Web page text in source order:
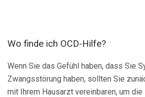
Wo finde ich OCD-Hilfe?
Wenn Sie das Gefühl haben, dass Sie
Zwangsstörung haben, sollten Sie
mit Ihrem Hausarzt vereinbaren, um die